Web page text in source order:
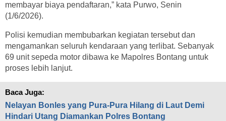
membayar biaya pendaftaran,” kata Purwo, Senin
(1/6/2026).
Polisi kemudian membubarkan kegiatan tersebut dan
mengamankan seluruh kendaraan yang terlibat. Sebanyak
69 unit sepeda motor dibawa ke Mapolres Bontang untuk
proses lebih lanjut.
Baca Juga:
Nelayan Bonles yang Pura-Pura Hilang di Laut Demi
Hindari Utang Diamankan Polres Bontang